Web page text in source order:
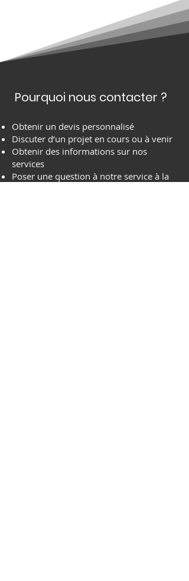
Pourquoi nous contacter ?
Obtenir un devis personnalisé
Discuter d’un projet en cours ou à venir
Obtenir des informations sur nos
services
Poser une question à notre service à la